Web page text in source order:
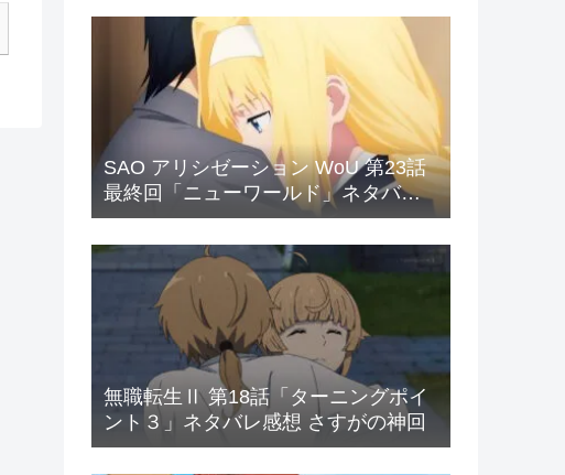
SAO アリシゼーション WoU 第23話
最終回「ニューワールド」ネタバレ
感想 新世界
無職転生Ⅱ 第18話「ターニングポイ
ント３」ネタバレ感想 さすがの神回